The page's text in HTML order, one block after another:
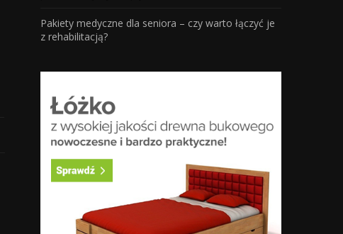
Pakiety medyczne dla seniora – czy warto łączyć je
z rehabilitacją?